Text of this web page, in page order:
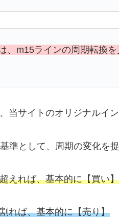
、m15ラインの周期転換
当サイトのオリジナルイン
準として、周期の変化を
えれば、基本的に【買い】
れば、基本的に【売り】